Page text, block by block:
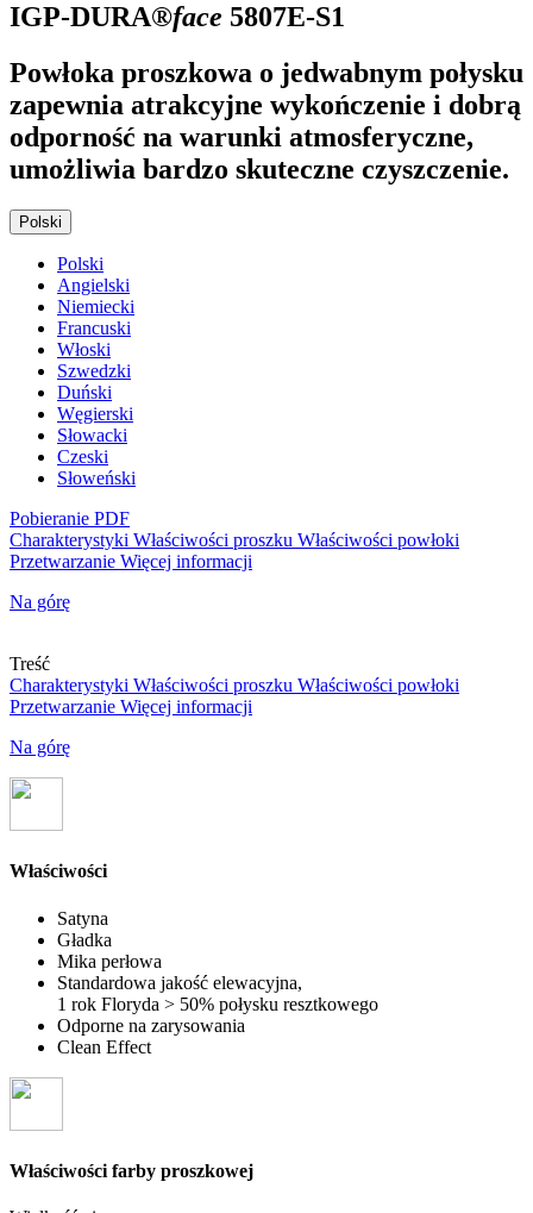
IGP-DURA®face 5807E-S1
Powłoka proszkowa o jedwabnym połysku
zapewnia atrakcyjne wykończenie i dobrą
odporność na warunki atmosferyczne,
umożliwia bardzo skuteczne czyszczenie.
Polski
Polski
Angielski
Niemiecki
Francuski
Włoski
Szwedzki
Duński
Węgierski
Słowacki
Czeski
Słoweński
Pobieranie PDF
Charakterystyki Właściwości proszku Właściwości powłoki
Przetwarzanie Więcej informacji
Na górę
Treść
Charakterystyki Właściwości proszku Właściwości powłoki
Przetwarzanie Więcej informacji
Na górę
Właściwości
Satyna
Gładka
Mika perłowa
Standardowa jakość elewacyjna,
1 rok Floryda > 50% połysku resztkowego
Odporne na zarysowania
Clean Effect
Właściwości farby proszkowej